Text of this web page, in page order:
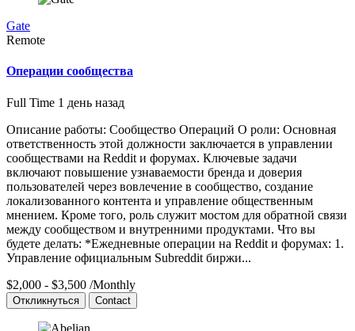
Gate
Remote
Операции сообщества
Full Time 1 день назад
Описание работы: Сообщество Операций О роли: Основная
ответственность этой должности заключается в управлении
сообществами на Reddit и форумах. Ключевые задачи
включают повышение узнаваемости бренда и доверия
пользователей через вовлечение в сообщество, создание
локализованного контента и управление общественным
мнением. Кроме того, роль служит мостом для обратной связи
между сообществом и внутренними продуктами. Что вы
будете делать: *Ежедневные операции на Reddit и форумах: 1.
Управление официальным Subreddit биржи...
$2,000 - $3,500 /Monthly
Откликнуться Contact